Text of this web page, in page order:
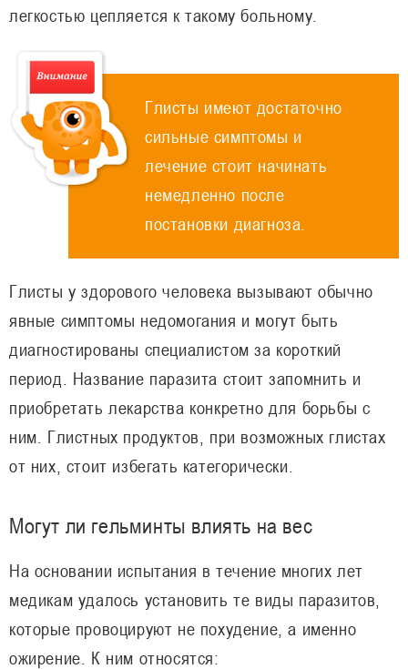
легкостью цепляется к такому больному.
Глисты имеют достаточно
сильные симптомы и
лечение стоит начинать
немедленно после
постановки диагноза.
Глисты у здорового человека вызывают обычно
явные симптомы недомогания и могут быть
диагностированы специалистом за короткий
период. Название паразита стоит запомнить и
приобретать лекарства конкретно для борьбы с
ним. Глистных продуктов, при возможных глистах
от них, стоит избегать категорически.
Могут ли гельминты влиять на вес
На основании испытания в течение многих лет
медикам удалось установить те виды паразитов,
которые провоцируют не похудение, а именно
ожирение. К ним относятся: